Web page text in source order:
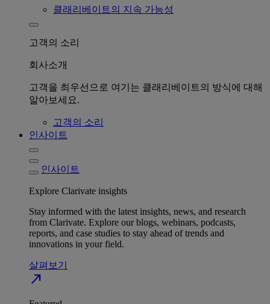
클래리베이트의 지속 가능성
고객의 소리
회사소개
고객을 최우선으로 여기는 클래리베이트의 방식에 대해
알아보세요.
고객의 소리
인사이트
인사이트
Explore Clarivate insights
Stay informed with the latest insights, news, and research
from Clarivate. Explore our blogs, webinars, podcasts,
reports, and case studies to stay ahead of trends and
innovations in your field.
살펴보기
north_east